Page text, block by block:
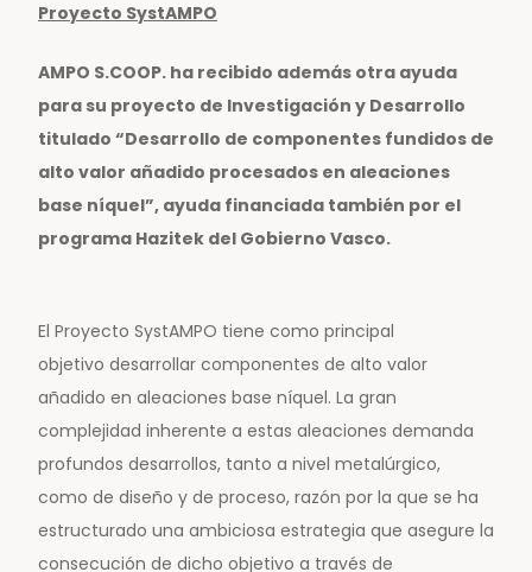
Proyecto SystAMPO
AMPO S.COOP. ha recibido además otra ayuda
para su proyecto de Investigación y Desarrollo
titulado “Desarrollo de componentes fundidos de
alto valor añadido procesados en aleaciones
base níquel”, ayuda financiada también por el
programa Hazitek del Gobierno Vasco.
El Proyecto SystAMPO tiene como principal
objetivo desarrollar componentes de alto valor
añadido en aleaciones base níquel. La gran
complejidad inherente a estas aleaciones demanda
profundos desarrollos, tanto a nivel metalúrgico,
como de diseño y de proceso, razón por la que se ha
estructurado una ambiciosa estrategia que asegure la
consecución de dicho objetivo a través de